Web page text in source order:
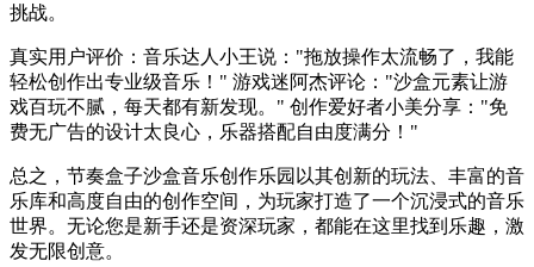
挑战。
真实用户评价：音乐达人小王说："拖放操作太流畅了，我能
轻松创作出专业级音乐！" 游戏迷阿杰评论："沙盒元素让游
戏百玩不腻，每天都有新发现。" 创作爱好者小美分享："免
费无广告的设计太良心，乐器搭配自由度满分！"
总之，节奏盒子沙盒音乐创作乐园以其创新的玩法、丰富的音
乐库和高度自由的创作空间，为玩家打造了一个沉浸式的音乐
世界。无论您是新手还是资深玩家，都能在这里找到乐趣，激
发无限创意。